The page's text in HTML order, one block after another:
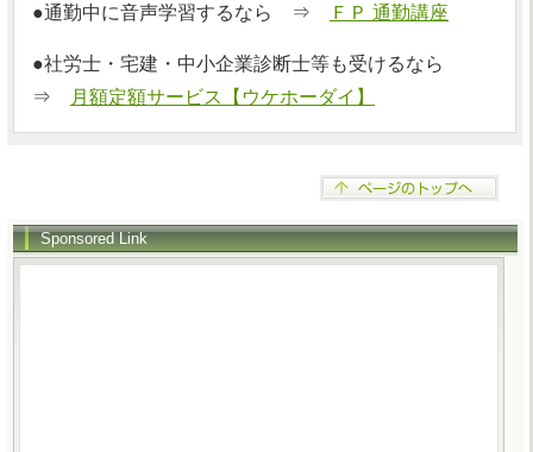
●通勤中に音声学習するなら ⇒ ＦＰ 通勤講座
●社労士・宅建・中小企業診断士等も受けるなら
⇒
月額定額サービス【ウケホーダイ】
Sponsored Link